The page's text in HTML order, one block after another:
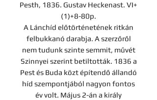
Pesth, 1836. Gustav Heckenast. VI+
(1)+8-80p.
A Lánchíd előtörténetének ritkán
felbukkanó darabja. A szerzőről
nem tudunk szinte semmit, művét
Szinnyei szerint betiltották. 1836 a
Pest és Buda közt építendő állandó
híd szempontjából nagyon fontos
év volt. Május 2-án a király